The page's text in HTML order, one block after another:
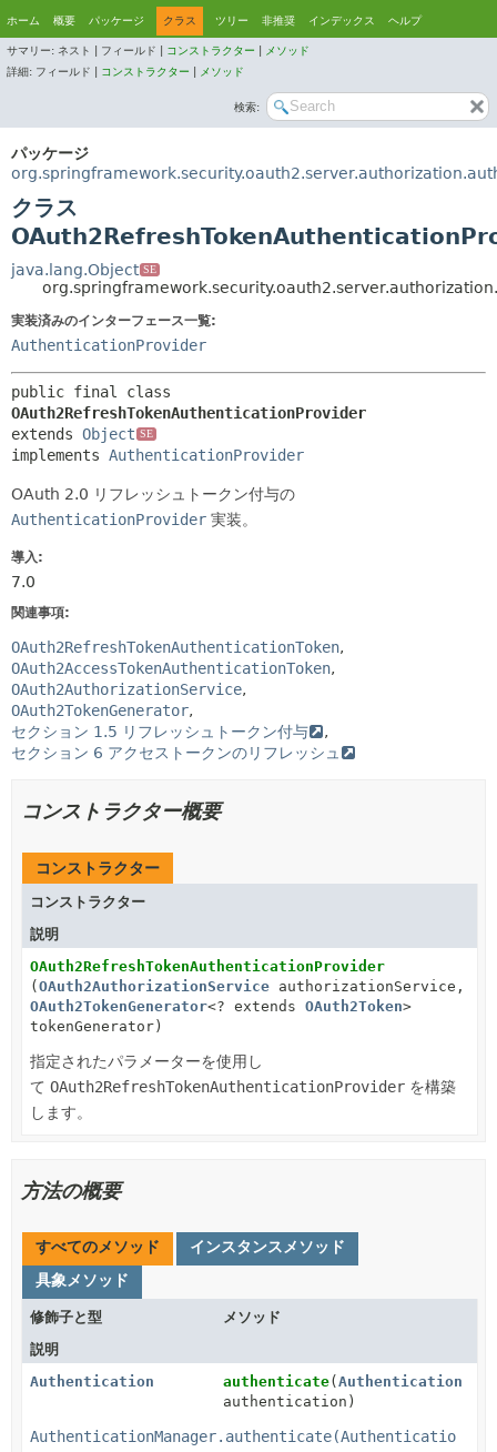
ホーム 概要 パッケージ クラス ツリー 非推奨 インデックス ヘルプ
サマリー: ネスト | フィールド | コンストラクター
メソッド
詳細: フィールド | コンストラクター メソッド
検索:
パッケージ
クラス
java.lang.Object SE
実装済みのインターフェース一覧:
AuthenticationProvider
OAuth2RefreshTokenAuthenticationProvider
extends Object SE
implements AuthenticationProvider
OAuth 2.0 リフレッシュトークン付与の
AuthenticationProvider 実装。
導入:
7.0
関連事項:
OAuth2RefreshTokenAuthenticationToken
OAuth2AccessTokenAuthenticationToken
OAuth2AuthorizationService
OAuth2TokenGenerator
セクション 1.5 リフレッシュトークン付与
セクション 6 アクセストークンのリフレッシュ
コンストラクター概要
コンストラクター
コンストラクター
説明
OAuth2RefreshTokenAuthenticationProvider
( OAuth2AuthorizationService authorizationService,
OAuth2TokenGenerator<? extends OAuth2Token>
tokenGenerator)
指定されたパラメーターを使用し
て OAuth2RefreshTokenAuthenticationProvider を構築
します。
方法の概要
すべてのメソッド
インスタンスメソッド
具象メソッド
修飾子と型
メソッド
説明
Authentication
authenticate(Authentication
authentication)
AuthenticationManager.authenticate(Authenticatio